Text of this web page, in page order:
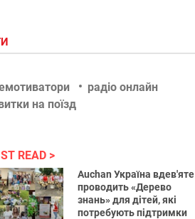
радіо онлайн
на поїзд
READ
Auchan Україна вдев'яте
проводить «Дерево
знань» для дітей, які
потребують підтримки